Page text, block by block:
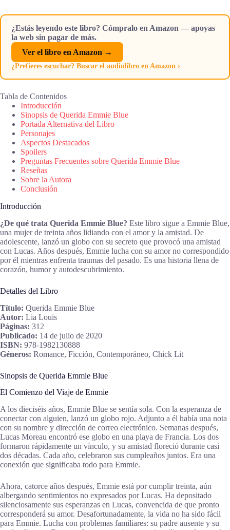
¿Estás leyendo este libro? Cómpralo en Amazon — apoyas
la web sin pagar de más.
Ver el libro en Amazon →
¿Prefieres escuchar? Buscar el audiolibro en Amazon ›
Tabla de Contenidos
Introducción
Sinopsis de Querida Emmie Blue
Portada Alternativa del Libro
Personajes
Aspectos Destacados
Spoilers
Preguntas Frecuentes sobre Querida Emmie Blue
Reseñas
Sobre la Autora
Conclusión
Introducción
¿De qué trata Querida Emmie Blue? Este libro sigue a Emmie Blue,
una mujer de treinta años lidiando con el amor y la amistad. De
adolescente, lanzó un globo con su secreto que provocó una amistad
con Lucas. Años después, Emmie lucha con su amor no correspondido
por él mientras enfrenta traumas del pasado. Es una historia llena de
corazón, humor y autodescubrimiento.
Detalles del Libro
Título: Querida Emmie Blue
Autor: Lia Louis
Páginas: 312
Publicado: 14 de julio de 2020
ISBN: 978-1982130888
Géneros: Romance, Ficción, Contemporáneo, Chick Lit
Sinopsis de Querida Emmie Blue
El Comienzo del Viaje de Emmie
A los dieciséis años, Emmie Blue se sentía sola. Con la esperanza de
conectar con alguien, lanzó un globo rojo. Adjunto a él había una nota
con su nombre y dirección de correo electrónico. Semanas después,
Lucas Moreau encontró ese globo en una playa de Francia. Los dos
formaron rápidamente un vínculo, y su amistad floreció durante casi
dos décadas. Cada año, celebraron sus cumpleaños juntos. Era una
conexión que significaba todo para Emmie.
Ahora, catorce años después, Emmie está por cumplir treinta, aún
albergando sentimientos no expresados por Lucas. Ha depositado
silenciosamente sus esperanzas en Lucas, convencida de que pronto
corresponderá su amor. Desafortunadamente, la vida no ha sido fácil
para Emmie. Lucha con problemas familiares: su padre ausente y su